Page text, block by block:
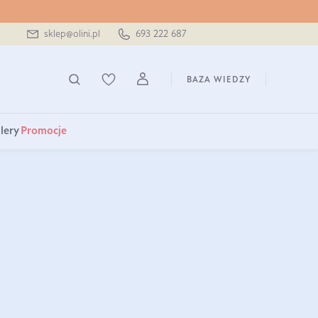
sklep@olini.pl 693 222 687
BAZA WIEDZY
Promocje